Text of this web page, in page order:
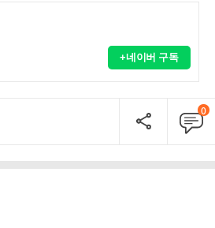
+네이버 구독
0